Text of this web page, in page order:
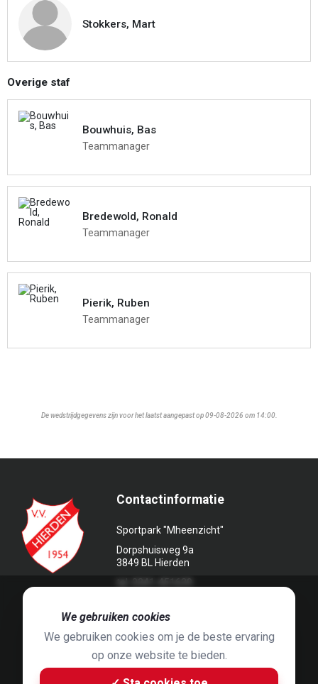
Stokkers, Mart
Overige staf
Bouwhuis, Bas
Teammanager
Bredewold, Ronald
Teammanager
Pierik, Ruben
Teammanager
De wedstrijdgegevens zijn voor het laatst aangepast op 09-08-2026 om 14:00.
Contactinformatie
Sportpark "Mheenzicht"
Dorpshuisweg 9a
3849 BL Hierden
Jaap Hop & ontwerpen door
We gebruiken cookies
We gebruiken cookies om je de beste ervaring
op onze website te bieden.